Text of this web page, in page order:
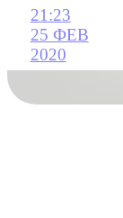
21:23
25 ФЕВ
2020